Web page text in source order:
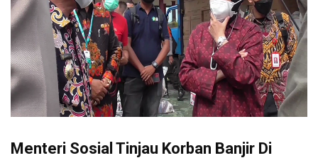
Menteri Sosial Tinjau Korban Banjir Di